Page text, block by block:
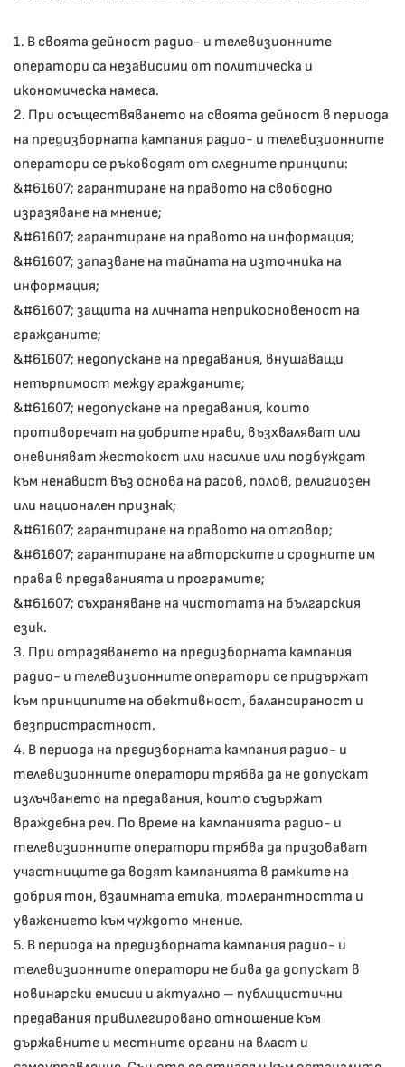
1. В своята дейност радио- и телевизионните
оператори са независими от политическа и
икономическа намеса.
2. При осъществяването на своята дейност в периода
на предизборната кампания радио- и телевизионните
оператори се ръководят от следните принципи:
&#61607; гарантиране на правото на свободно
изразяване на мнение;
&#61607; гарантиране на правото на информация;
&#61607; запазване на тайната на източника на
информация;
&#61607; защита на личната неприкосновеност на
гражданите;
&#61607; недопускане на предавания, внушаващи
нетърпимост между гражданите;
&#61607; недопускане на предавания, които
противоречат на добрите нрави, възхваляват или
оневиняват жестокост или насилие или подбуждат
към ненавист въз основа на расов, полов, религиозен
или национален признак;
&#61607; гарантиране на правото на отговор;
&#61607; гарантиране на авторските и сродните им
права в предаванията и програмите;
&#61607; съхраняване на чистотата на българския
език.
3. При отразяването на предизборната кампания
радио- и телевизионните оператори се придържат
към принципите на обективност, балансираност и
безпристрастност.
4. В периода на предизборната кампания радио- и
телевизионните оператори трябва да не допускат
излъчването на предавания, които съдържат
враждебна реч. По време на кампанията радио- и
телевизионните оператори трябва да призовават
участниците да водят кампанията в рамките на
добрия тон, взаимната етика, толерантността и
уважението към чуждото мнение.
5. В периода на предизборната кампания радио- и
телевизионните оператори не бива да допускат в
новинарски емисии и актуално – публицистични
предавания привилегировано отношение към
държавните и местните органи на власт и